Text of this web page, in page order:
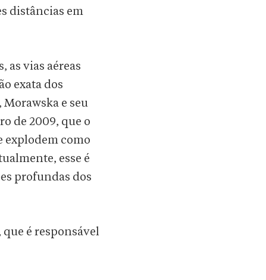
distâncias em
as vias aéreas
exata dos
e seu
de 2009, que o
explodem como
esse é
profundas dos
é responsável